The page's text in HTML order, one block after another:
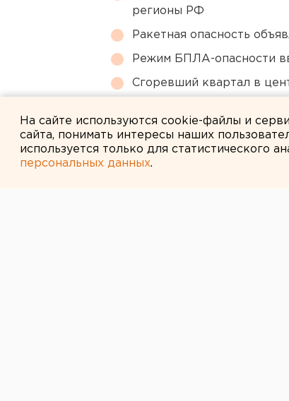
регионы РФ
Ракетная опасность
Режим БПЛА-опасности
Сгоревший квартал в
На сайте используются cookie-файлы и
сайта, понимать интересы наших
используется только для статистического
персональных данных.